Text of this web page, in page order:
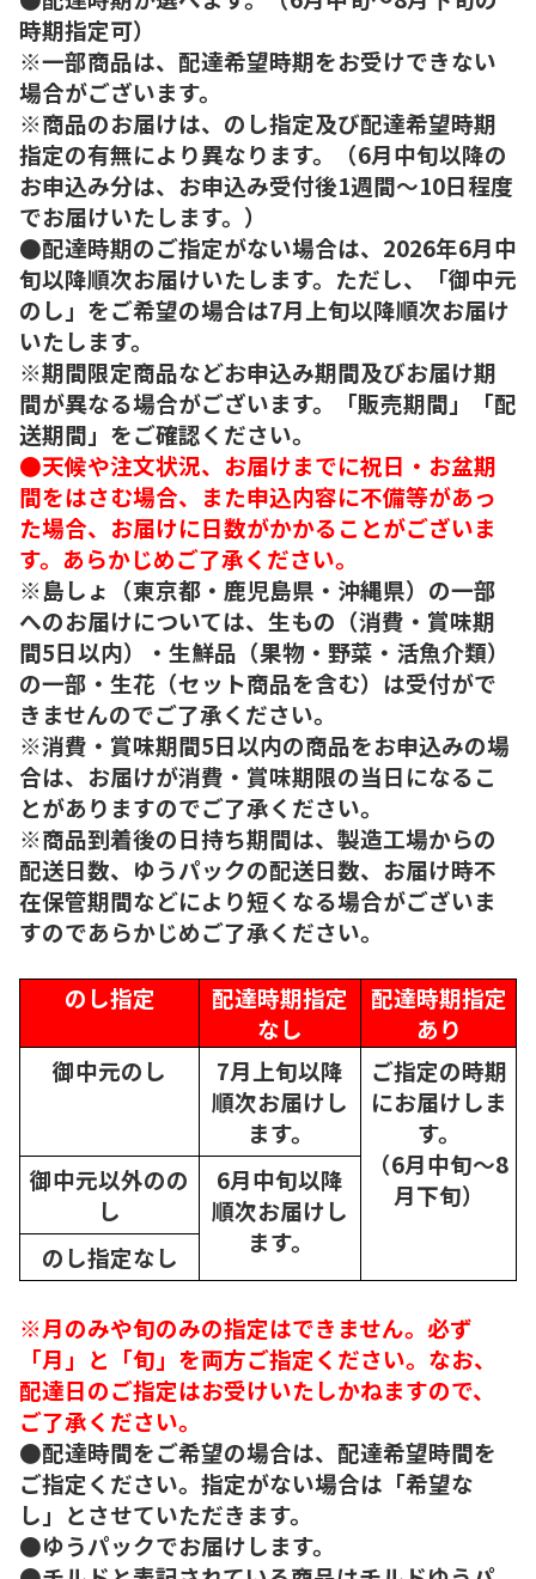
時期指定可）
※一部商品は、配達希望時期をお受けできない
場合がございます。
※商品のお届けは、のし指定及び配達希望時期
指定の有無により異なります。（6月中旬以降の
お申込み分は、お申込み受付後1週間～10日程度
でお届けいたします。）
●配達時期のご指定がない場合は、2026年6月中
旬以降順次お届けいたします。ただし、「御中元
のし」をご希望の場合は7月上旬以降順次お届け
いたします。
※期間限定商品などお申込み期間及びお届け期
間が異なる場合がございます。「販売期間」「配
送期間」をご確認ください。
●天候や注文状況、お届けまでに祝日・お盆期
間をはさむ場合、また申込内容に不備等があっ
た場合、お届けに日数がかかることがございま
す。あらかじめご了承ください。
※島しょ（東京都・鹿児島県・沖縄県）の一部
へのお届けについては、生もの（消費・賞味期
間5日以内）・生鮮品（果物・野菜・活魚介類）
の一部・生花（セット商品を含む）は受付がで
きませんのでご了承ください。
※消費・賞味期間5日以内の商品をお申込みの場
合は、お届けが消費・賞味期限の当日になるこ
とがありますのでご了承ください。
※商品到着後の日持ち期間は、製造工場からの
配送日数、ゆうパックの配送日数、お届け時不
在保管期間などにより短くなる場合がございま
すのであらかじめご了承ください。
のし指定
配達時期指定
なし
配達時期指定
あり
御中元のし
7月上旬以降
順次お届けし
ます。
ご指定の時期
にお届けしま
す。
（6月中旬～8
月下旬）
御中元以外のの
し
6月中旬以降
順次お届けし
ます。
のし指定なし
※月のみや旬のみの指定はできません。必ず
「月」と「旬」を両方ご指定ください。なお、
配達日のご指定はお受けいたしかねますので、
ご了承ください。
●配達時間をご希望の場合は、配達希望時間を
ご指定ください。指定がない場合は「希望な
し」とさせていただきます。
●ゆうパックでお届けします。